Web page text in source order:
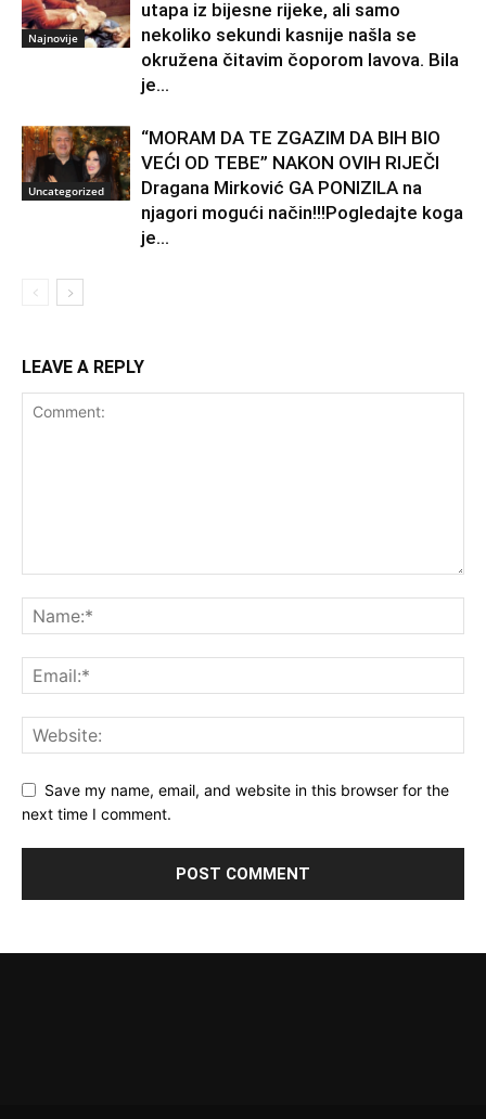
Najnovije
utapa iz bijesne rijeke, ali samo
nekoliko sekundi kasnije našla se
okružena čitavim čoporom lavova. Bila
je...
Uncategorized
“MORAM DA TE ZGAZIM DA BIH BIO
VEĆI OD TEBE” NAKON OVIH RIJEČI
Dragana Mirković GA PONIZILA na
njagori mogući način!!!Pogledajte koga
je...
LEAVE A REPLY
Save my name, email, and website in this browser for the
next time I comment.